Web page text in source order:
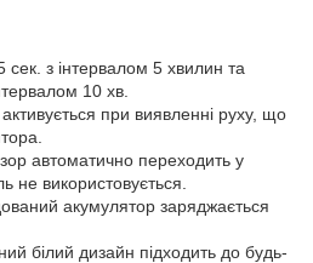
з інтервалом 5 хвилин та
10 хв.
при виявленні руху, що
автоматично переходить у
не використовується.
акумулятор заряджається
білий дизайн підходить до будь-